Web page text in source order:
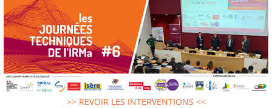
>> REVOIR LES INTERVENTIONS <<